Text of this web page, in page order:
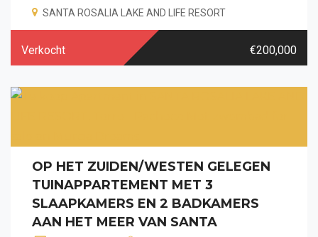
SANTA ROSALIA LAKE AND LIFE RESORT
Verkocht €200,000
OP HET ZUIDEN/WESTEN GELEGEN
TUINAPPARTEMENT MET 3
SLAAPKAMERS EN 2 BADKAMERS
AAN HET MEER VAN SANTA